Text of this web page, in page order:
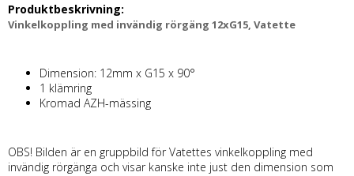
Produktbeskrivning:
Vinkelkoppling med invändig rörgäng 12xG15, Vatette
Dimension: 12mm x G15 x 90°
1 klämring
Kromad AZH-mässing
OBS! Bilden är en gruppbild för Vatettes vinkelkoppling med
invändig rörgänga och visar kanske inte just den dimension som